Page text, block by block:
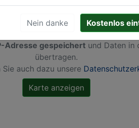
dieser Karte werden von Google
Adresse gespeichert und Daten in
übertragen.
auch dazu unsere
Nein danke Kostenlos